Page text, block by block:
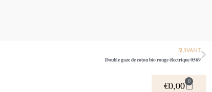
SUIVANT
Double gaze de coton bio rouge électrique 0569
€0,00 0